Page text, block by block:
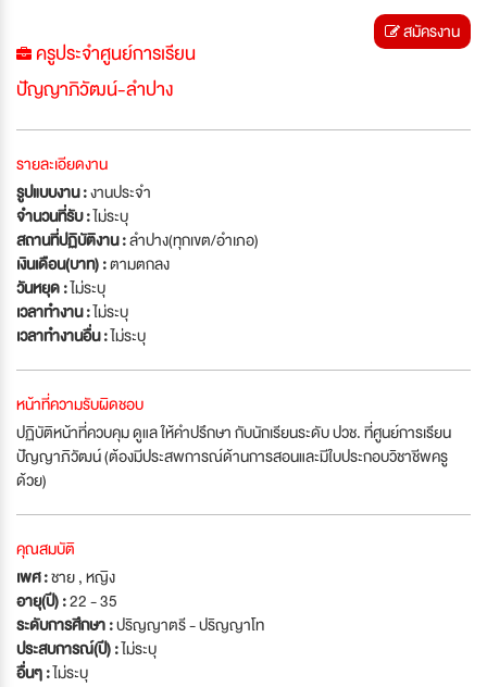
ครูประจำศูนย์การเรียน
ปัญญาภิวัฒน์-ลำปาง
สมัครงาน
รายละเอียดงาน
รูปแบบงาน :งานประจำ
จำนวนที่รับ :ไม่ระบุ
สถานที่ปฏิบัติงาน :ลำปาง(ทุกเขต/อำเภอ)
เงินเดือน(บาท) :ตามตกลง
วันหยุด :ไม่ระบุ
เวลาทำงาน :ไม่ระบุ
เวลาทำงานอื่น :ไม่ระบุ
หน้าที่ความรับผิดชอบ
ปฏิบัติหน้าที่ควบคุม ดูแล ให้คำปรึกษา กับนักเรียนระดับ ปวช. ที่ศูนย์การเรียน
ปัญญาภิวัฒน์ (ต้องมีประสพการณ์ด้านการสอนและมีใบประกอบวิชาชีพครู
ด้วย)
คุณสมบัติ
เพศ :ชาย , หญิง
อายุ(ปี) :22 - 35
ระดับการศึกษา :ปริญญาตรี - ปริญญาโท
ประสบการณ์(ปี) :ไม่ระบุ
อื่นๆ :ไม่ระบุ